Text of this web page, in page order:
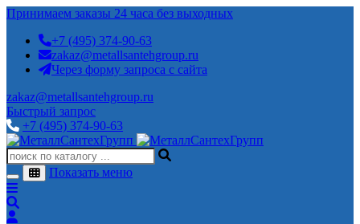
Принимаем заказы 24 часа без выходных
+7 (495) 374-90-63
zakaz@metallsantehgroup.ru
Через форму запроса с сайта
zakaz@metallsantehgroup.ru
Быстрый запрос
+7 (495) 374-90-63
Показать меню